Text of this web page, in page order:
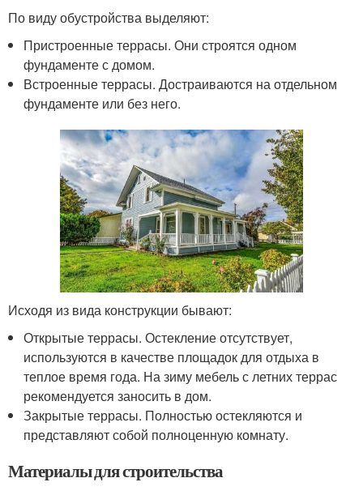
По виду обустройства выделяют:
Пристроенные террасы. Они строятся одном
фундаменте с домом.
Встроенные террасы. Достраиваются на отдельном
фундаменте или без него.
Исходя из вида конструкции бывают:
Открытые террасы. Остекление отсутствует,
используются в качестве площадок для отдыха в
теплое время года. На зиму мебель с летних террас
рекомендуется заносить в дом.
Закрытые террасы. Полностью остекляются и
представляют собой полноценную комнату.
Материалы для строительства